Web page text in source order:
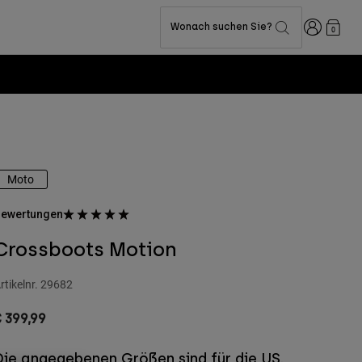
Wonach suchen Sie? Anmelden
0
Moto
Motion
29682
399,99